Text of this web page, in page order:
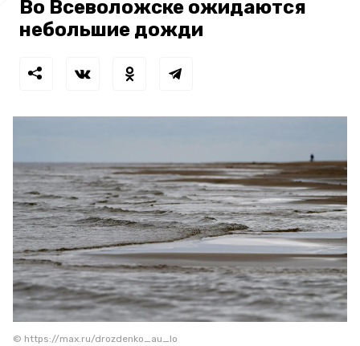
Во Всеволожске ожидаются
небольшие дожди
© https://max.ru/drozdenko_au_lo